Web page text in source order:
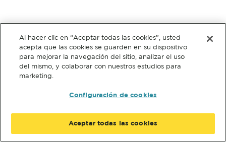
Al hacer clic en “Aceptar todas las cookies”, usted
acepta que las cookies se guarden en su dispositivo
para mejorar la navegación del sitio, analizar el uso
del mismo, y colaborar con nuestros estudios para
marketing.
Configuración de cookies
Aceptar todas las cookies